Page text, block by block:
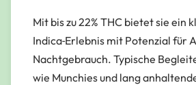
Mit bis zu 22% THC bietet sie ein
Indica‑Erlebnis mit Potenzial für
Nachtgebrauch. Typische
wie Munchies und lang